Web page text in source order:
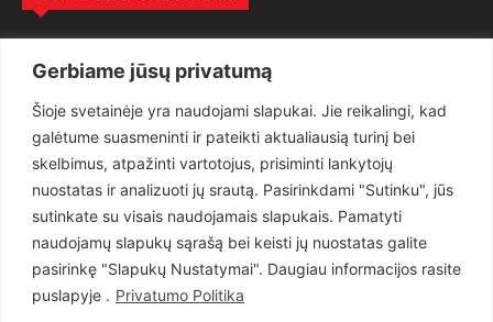
Gerbiame jūsų privatumą
Šioje svetainėje yra naudojami slapukai. Jie reikalingi, kad
galėtume suasmeninti ir pateikti aktualiausią turinį bei
skelbimus, atpažinti vartotojus, prisiminti lankytojų
nuostatas ir analizuoti jų srautą. Pasirinkdami "Sutinku", jūs
sutinkate su visais naudojamais slapukais. Pamatyti
naudojamų slapukų sąrašą bei keisti jų nuostatas galite
pasirinkę "Slapukų Nustatymai". Daugiau informacijos rasite
puslapyje . Privatumo Politika
Teisėsauga
1497
Aktualu
Lietuva
619
Pasaulis
Статьи на русском
Articles in english